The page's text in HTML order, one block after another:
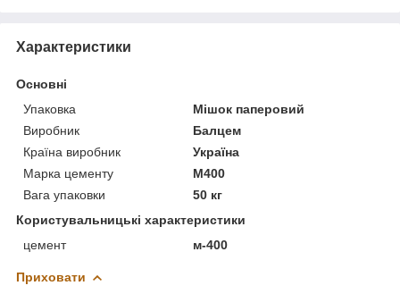
Характеристики
Основні
Упаковка
Мішок паперовий
Виробник
Балцем
Країна виробник
Україна
Марка цементу
М400
Вага упаковки
50 кг
Користувальницькі характеристики
цемент
м-400
Приховати